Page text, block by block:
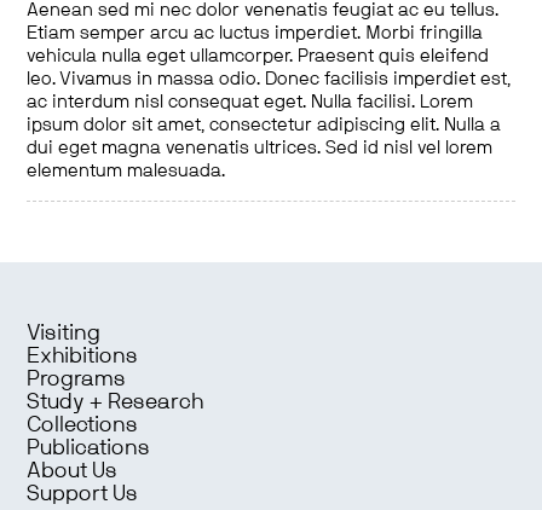
Aenean sed mi nec dolor venenatis feugiat ac eu tellus.
Etiam semper arcu ac luctus imperdiet. Morbi fringilla
vehicula nulla eget ullamcorper. Praesent quis eleifend
leo. Vivamus in massa odio. Donec facilisis imperdiet est,
ac interdum nisl consequat eget. Nulla facilisi. Lorem
ipsum dolor sit amet, consectetur adipiscing elit. Nulla a
dui eget magna venenatis ultrices. Sed id nisl vel lorem
elementum malesuada.
Visiting
Exhibitions
Programs
Study + Research
Collections
Publications
About Us
Support Us